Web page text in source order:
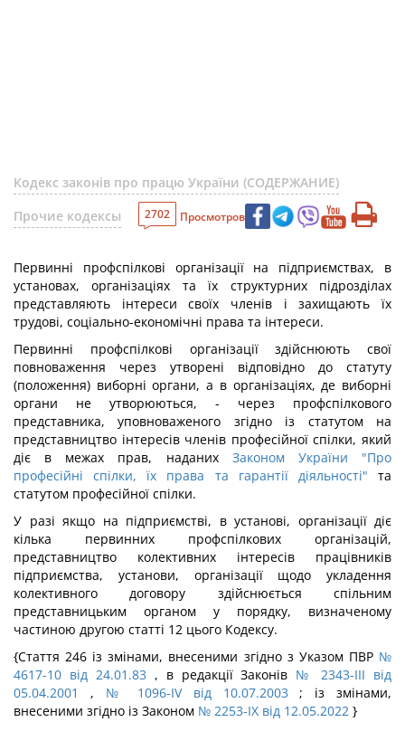
Кодекс законів про працю України (СОДЕРЖАНИЕ)
Прочие кодексы
2702 Просмотров
Первинні профспілкові організації на підприємствах, в
установах, організаціях та їх структурних підрозділах
представляють інтереси своїх членів і захищають їх
трудові, соціально-економічні права та інтереси.
Первинні профспілкові організації здійснюють свої
повноваження через утворені відповідно до статуту
(положення) виборні органи, а в організаціях, де виборні
органи не утворюються, - через профспілкового
представника, уповноваженого згідно із статутом на
представництво інтересів членів професійної спілки, який
діє в межах прав, наданих Законом України "Про
професійні спілки, їх права та гарантії діяльності" та
статутом професійної спілки.
У разі якщо на підприємстві, в установі, організації діє
кілька первинних профспілкових організацій,
представництво колективних інтересів працівників
підприємства, установи, організації щодо укладення
колективного договору здійснюється спільним
представницьким органом у порядку, визначеному
частиною другою статті 12 цього Кодексу.
{Стаття 246 із змінами, внесеними згідно з Указом ПВР №
4617-10 від 24.01.83 , в редакції Законів № 2343-III від
05.04.2001
, № 1096-IV від 10.07.2003 ; із змінами,
внесеними згідно із Законом № 2253-IX від 12.05.2022 }